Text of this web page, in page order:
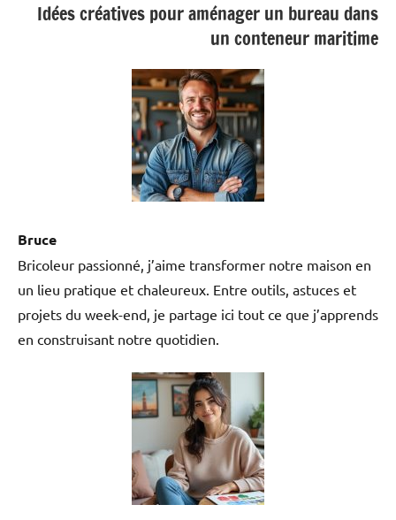
Idées créatives pour aménager un bureau dans
un conteneur maritime
Bruce
Bricoleur passionné, j’aime transformer notre maison en
un lieu pratique et chaleureux. Entre outils, astuces et
projets du week-end, je partage ici tout ce que j’apprends
en construisant notre quotidien.